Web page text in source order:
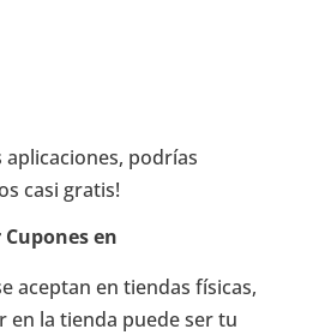
aplicaciones, podrías
casi gratis!
Cupones en
aceptan en tiendas físicas,
en la tienda puede ser tu